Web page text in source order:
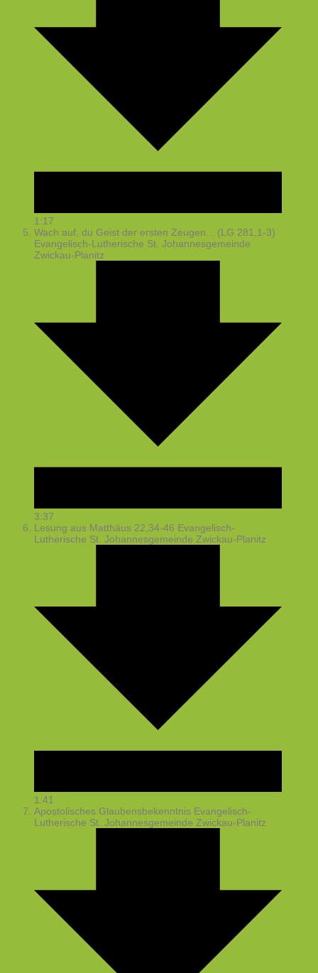
1:17
Wach auf, du Geist der ersten Zeugen... (LG 281,1-3)
Evangelisch-Lutherische St. Johannesgemeinde
Zwickau-Planitz
3:37
Lesung aus Matthäus 22,34-46 Evangelisch-
Lutherische St. Johannesgemeinde Zwickau-Planitz
1:41
Apostolisches Glaubensbekenntnis Evangelisch-
Lutherische St. Johannesgemeinde Zwickau-Planitz